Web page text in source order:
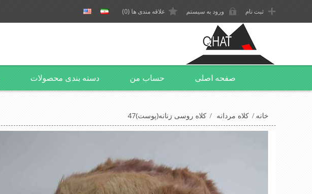
ثبت نام ورود به سیستم علاقه مندی ها (0)
صفحه اصلی حساب من دسته بندی محصولات
خانه / کلاه مردانه / کلاه روسی زنانه(پوست)47